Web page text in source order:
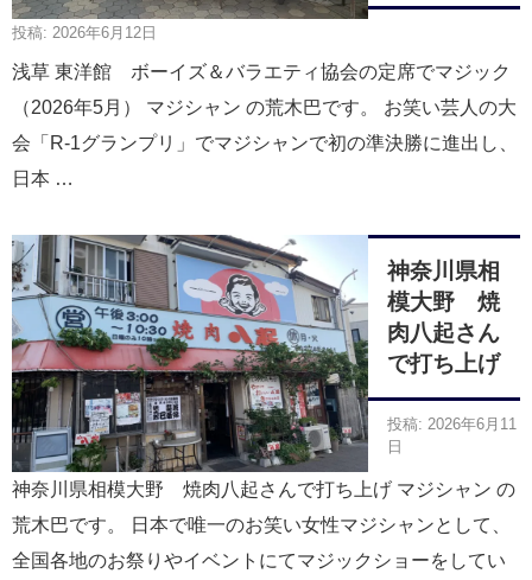
投稿: 2026年6月12日
浅草 東洋館 ボーイズ＆バラエティ協会の定席でマジック
（2026年5月） マジシャン の荒木巴です。 お笑い芸人の大
会「R-1グランプリ」でマジシャンで初の準決勝に進出し、
日本 …
神奈川県相
模大野 焼
肉八起さん
で打ち上げ
投稿: 2026年6月11
日
神奈川県相模大野 焼肉八起さんで打ち上げ マジシャン の
荒木巴です。 日本で唯一のお笑い女性マジシャンとして、
全国各地のお祭りやイベントにてマジックショーをしてい